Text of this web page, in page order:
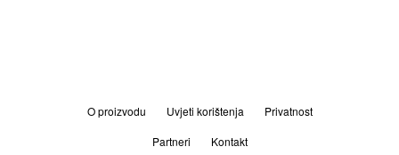
O proizvodu Uvjeti korištenja
Privatnost
Partneri
Kontakt